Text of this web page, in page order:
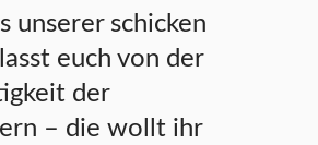
unserer schicken
euch von der
der
– die wollt ihr